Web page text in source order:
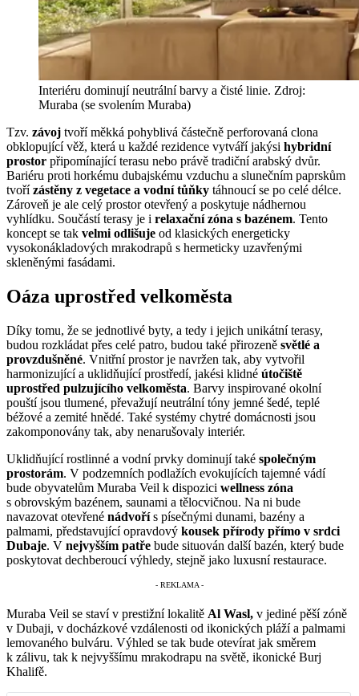
Interiéru dominují neutrální barvy a čisté linie. Zdroj:
Muraba (se svolením Muraba)
Tzv. závoj tvoří měkká pohyblivá částečně perforovaná clona
obklopující věž, která u každé rezidence vytváří jakýsi hybridní
prostor připomínající terasu nebo právě tradiční arabský dvůr.
Bariéru proti horkému dubajskému vzduchu a slunečním paprskům
tvořízástěny z vegetace a vodní tůňky táhnoucí se po celé délce.
Zároveň je ale celý prostor otevřený a poskytuje nádhernou
vyhlídku. Součástí terasy je i relaxační zóna s bazénem. Tento
koncept se tak velmi odlišuje od klasických energeticky
vysokonákladových mrakodrapů s hermeticky uzavřenými
skleněnými fasádami.
Oáza uprostřed velkoměsta
Díky tomu, že se jednotlivé byty, a tedy i jejich unikátní terasy,
budou rozkládat přes celé patro, budou také přirozeně světlé a
provzdušněné. Vnitřní prostor je navržen tak, aby vytvořil
harmonizující a uklidňující prostředí, jakési klidné útočiště
uprostřed pulzujícího velkoměsta. Barvy inspirované okolní
pouští jsou tlumené, převažují neutrální tóny jemné šedé, teplé
béžové a zemité hnědé. Také systémy chytré domácnosti jsou
zakomponovány tak, aby nenarušovaly interiér.
Uklidňující rostlinné a vodní prvky dominují také společným
prostorám. V podzemních podlažích evokujících tajemné vádí
bude obyvatelům Muraba Veil k dispozici wellness zóna
s obrovským bazénem, saunami a tělocvičnou. Na ni bude
navazovat otevřené nádvořís písečnými dunami, bazény a
palmami, představující opravdový kousek přírody přímo v srdci
Dubaje. V nejvyšším patře bude situován další bazén, který bude
poskytovat dechberoucí výhledy, stejně jako luxusní restaurace.
Muraba Veil se staví v prestižní lokalitě Al Wasl, v jediné pěší zóně
v Dubaji, v docházkové vzdálenosti od ikonických pláží a palmami
lemovaného bulváru. Výhled se tak bude otevírat jak směrem
k zálivu, tak k nejvyššímu mrakodrapu na světě, ikonické Burj
Khalifě.